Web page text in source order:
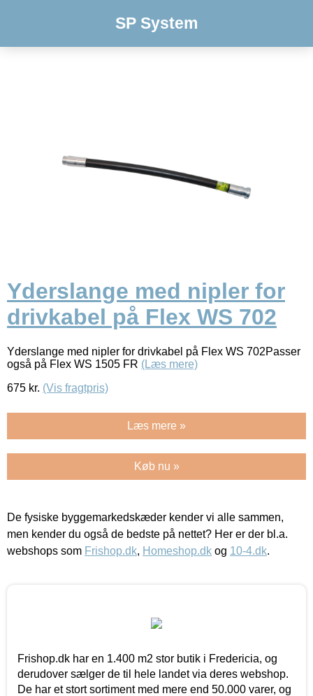
SP System
Yderslange med nipler for
drivkabel på Flex WS 702
Yderslange med nipler for drivkabel på Flex WS 702Passer
også på Flex WS 1505 FR (Læs mere)
675 kr. (Vis fragtpris)
Læs mere »
Køb nu »
De fysiske byggemarkedskæder kender vi alle sammen,
men kender du også de bedste på nettet? Her er der bl.a.
webshops som Frishop.dk, Homeshop.dk og 10-4.dk.
Frishop.dk har en 1.400 m2 stor butik i Fredericia, og
derudover sælger de til hele landet via deres webshop.
De har et stort sortiment med mere end 50.000 varer, og